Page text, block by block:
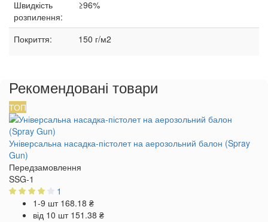
Швидкість
розпилення:
≥96%
Покриття: 150 г/м2
Рекомендовані товари
ТОП
Універсальна насадка-пістолет на аерозольний балон (Spray
Gun)
Передзамовлення
SSG-1
1
1-9 шт 168.18 ₴
від 10 шт 151.38 ₴